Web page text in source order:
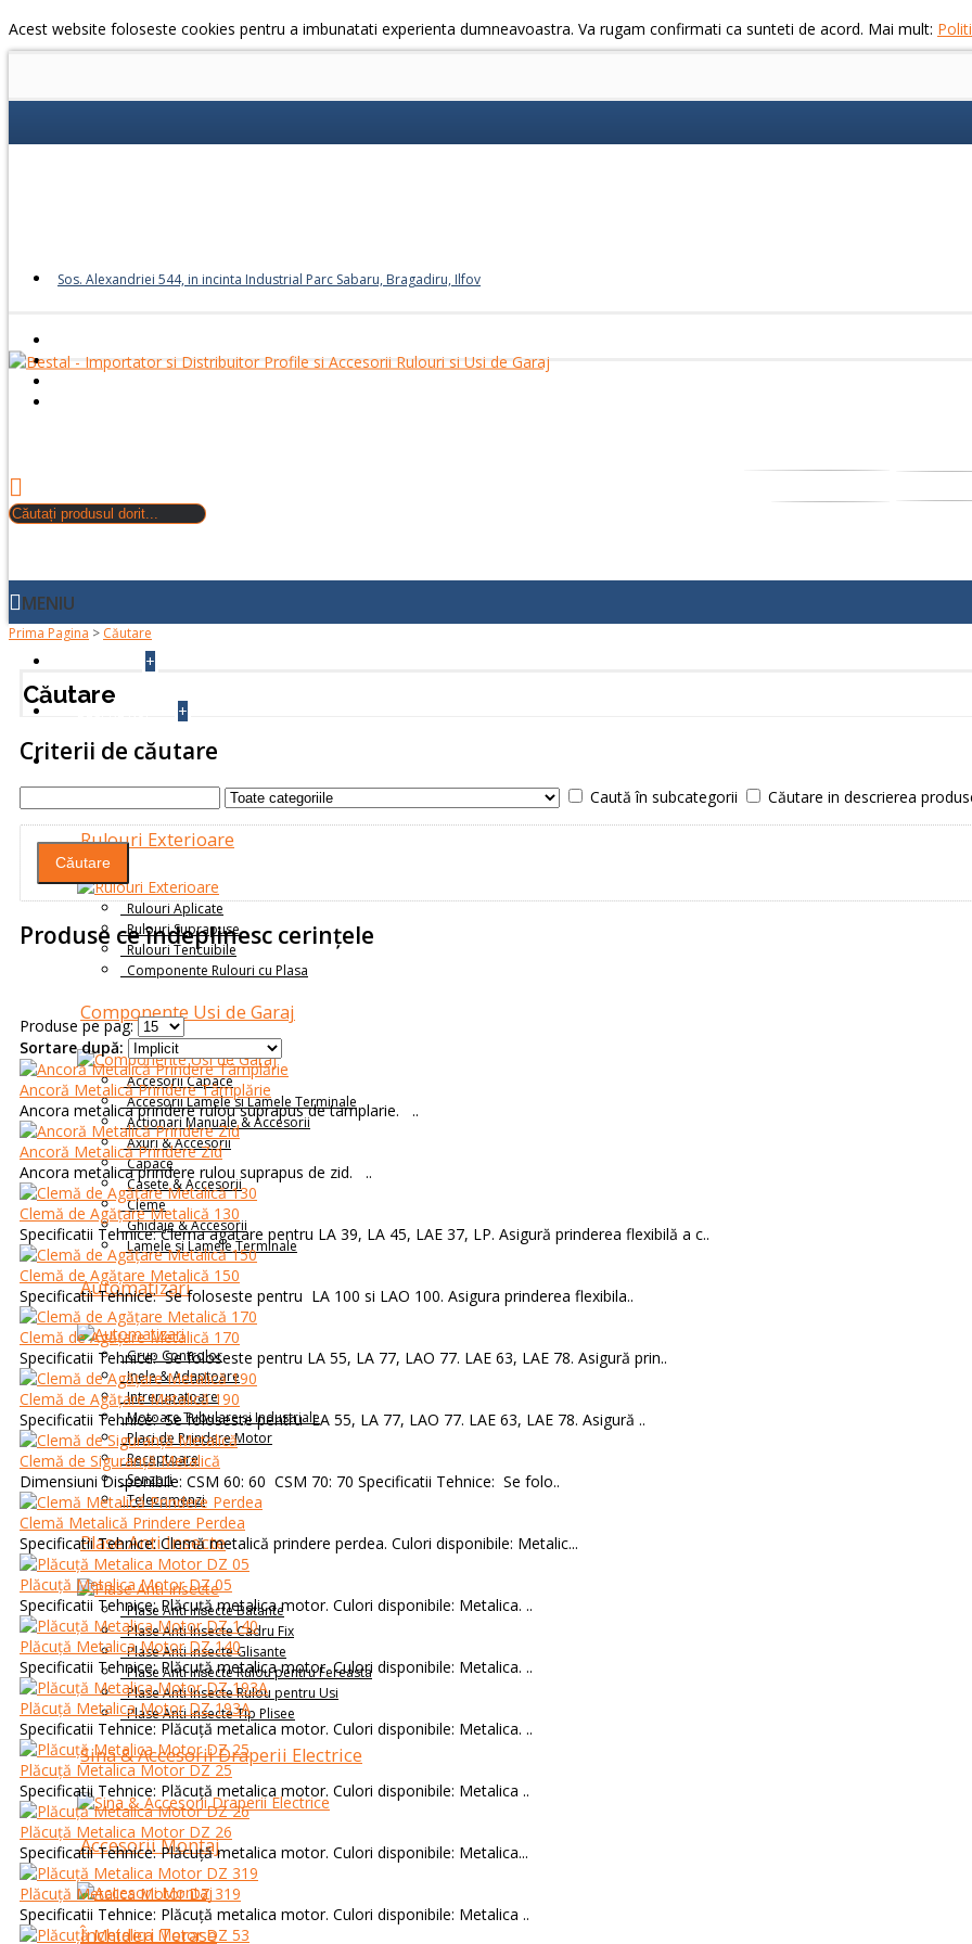
Acest website foloseste cookies pentru a imbunatati experienta dumneavoastra. Va rugam confirmati ca sunteti de acord. Mai mult:
Sos. Alexandriei 544, in incinta Industrial Parc Sabaru, Bragadiru, Ilfov
MENIU
+
+
PRODUSE
Rulouri Exterioare
Rulouri Aplicate
Rulouri Suprapuse
Rulouri Tencuibile
Componente Rulouri cu Plasa
Componente Usi de Garaj
Accesorii Capace
Accesorii Lamele si Lamele Terminale
Actionari Manuale & Accesorii
Axuri & Accesorii
Capace
Casete & Accesorii
Cleme
Ghidaje & Accesorii
Lamele si Lamele Terminale
Automatizari
Grup Controlor
Inele & Adaptoare
Intrerupatoare
Motoare Tubulare și Industriale
Placi de Prindere Motor
Receptoare
Senzori
Telecomenzi
Plase Anti Insecte
Plase Anti Insecte Batante
Plase Anti Insecte Cadru Fix
Plase Anti Insecte Glisante
Plase Anti Insecte Rulou pentru Fereasta
Plase Anti Insecte Rulou pentru Usi
Plase Anti Insecte Tip Plisee
Sina & Accesorii Draperii Electrice
Accesorii Montaj
Închideri Terase
Prima Pagina > Căutare
Căutare
Criterii de căutare
Caută în subcategorii Căutare in descrierea
Produse ce îndeplinesc cerinţele
Produse pe pag:
Sortare după:
Ancoră Metalică Prindere Tâmplărie
Ancora metalica prindere rulou suprapus de tamplarie. ..
Ancoră Metalică Prindere Zid
Ancora metalica prindere rulou suprapus de zid. ..
Clemă de Agățare Metalică 130
Specificatii Tehnice: Clema agatare pentru LA 39, LA 45, LAE 37, LP. Asigură prinderea flexibilă a c..
Clemă de Agățare Metalică 150
Specificatii Tehnice: Se foloseste pentru LA 100 si LAO 100. Asigura prinderea flexibila..
Clemă de Agățare Metalică 170
Specificatii Tehnice: Se foloseste pentru LA 55, LA 77, LAO 77. LAE 63, LAE 78. Asigură prin..
Clemă de Agățare Metalică 190
Specificatii Tehnice: Se foloseste pentru LA 55, LA 77, LAO 77. LAE 63, LAE 78. Asigură ..
Clemă de Siguranță Metalică
Dimensiuni Disponibile: CSM 60: 60 CSM 70: 70 Specificatii Tehnice: Se folo..
Clemă Metalică Prindere Perdea
Specificatii Tehnice: Clemă metalică prindere perdea. Culori disponibile: Metalic...
Plăcuță Metalica Motor DZ 05
Specificatii Tehnice: Plăcuță metalica motor. Culori disponibile: Metalica. ..
Plăcuță Metalica Motor DZ 140
Specificatii Tehnice: Plăcuță metalica motor. Culori disponibile: Metalica. ..
Plăcuță Metalica Motor DZ 193A
Specificatii Tehnice: Plăcuță metalica motor. Culori disponibile: Metalica. ..
Plăcuță Metalica Motor DZ 25
Specificatii Tehnice: Plăcuță metalica motor. Culori disponibile: Metalica ..
Plăcuță Metalica Motor DZ 26
Specificatii Tehnice: Plăcuță metalica motor. Culori disponibile: Metalica...
Plăcuță Metalica Motor DZ 319
Specificatii Tehnice: Plăcuță metalica motor. Culori disponibile: Metalica ..